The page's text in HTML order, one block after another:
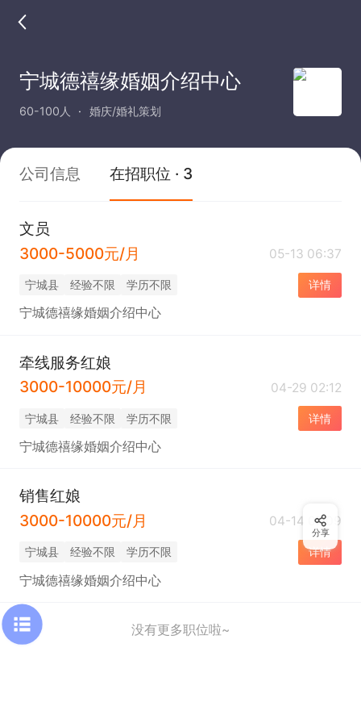
宁城德禧缘婚姻介绍中心
60-100人 婚庆/婚礼策划
公司信息 在招职位 · 3
文员
3000-5000元/月
05-13 06:37
宁城县 经验不限 学历不限 详情
宁城德禧缘婚姻介绍中心
牵线服务红娘
3000-10000元/月
04-29 02:12
宁城县 经验不限 学历不限 详情
宁城德禧缘婚姻介绍中心
销售红娘
3000-10000元/月
04-14 07:09
宁城县 经验不限 学历不限 详情
宁城德禧缘婚姻介绍中心
没有更多职位啦~
分享